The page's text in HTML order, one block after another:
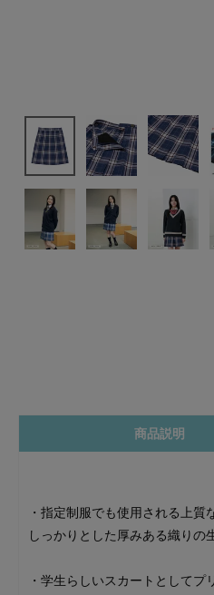
商品説明
・指定制服でも使用される上
しっかりとした厚みある織りの
・学生らしいスカートとして